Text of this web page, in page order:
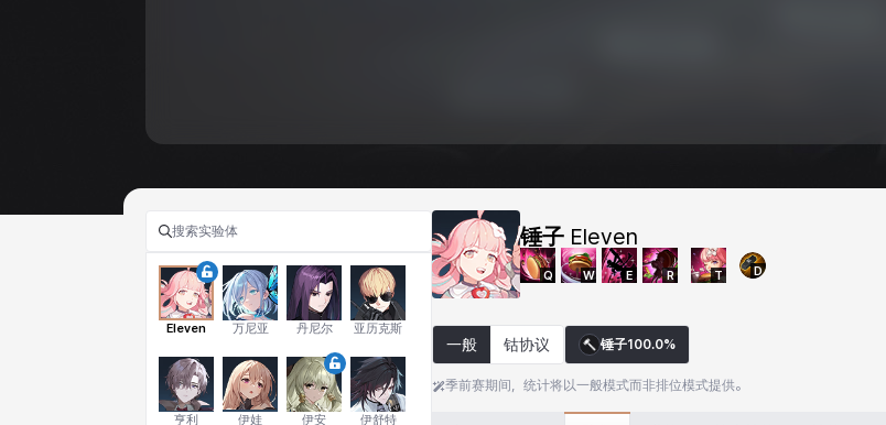
Eleven 万尼亚 丹尼尔 亚历克斯
亨利 伊娃 伊安 伊舒特
锤子 Eleven
Q W E R T D
一般 钴协议 锤子100.0%
季前赛期间，统计将以一般模式而非排位模式提供。